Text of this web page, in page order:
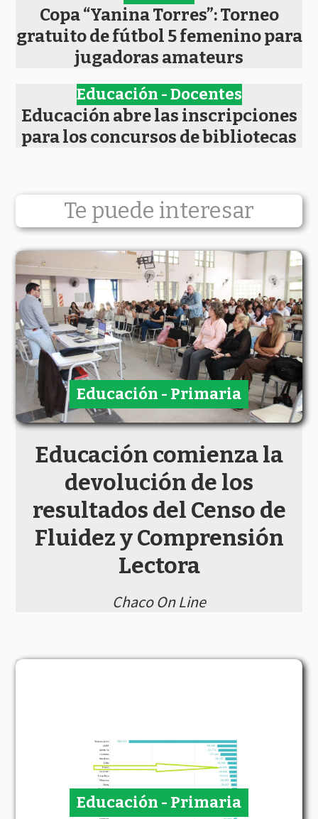
Copa “Yanina Torres”: Torneo
gratuito de fútbol 5 femenino para
jugadoras amateurs
Educación abre las inscripciones
para los concursos de bibliotecas
Educación - Docentes
Te puede interesar
Educación comienza la
devolución de los
resultados del Censo de
Fluidez y Comprensión
Lectora
Chaco On Line
Educación - Primaria
Educación - Primaria